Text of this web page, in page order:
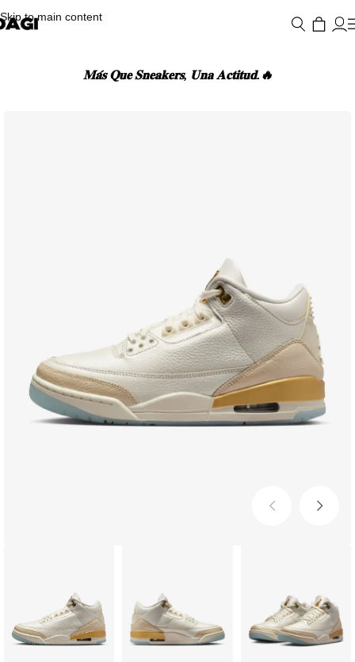
Skip to main content
𝐌𝐚́𝐬 𝐐𝐮𝐞 𝐒𝐧𝐞𝐚𝐤𝐞𝐫𝐬, 𝐔𝐧𝐚 𝐀𝐜𝐭𝐢𝐭𝐮𝐝.🔥